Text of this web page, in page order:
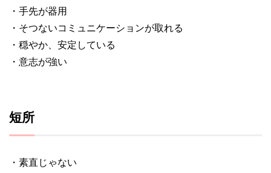
・手先が器用
・そつないコミュニケーションが取れる
・穏やか、安定している
・意志が強い
短所
・素直じゃない